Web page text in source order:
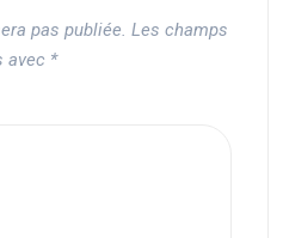
pas publiée. Les champs
avec *